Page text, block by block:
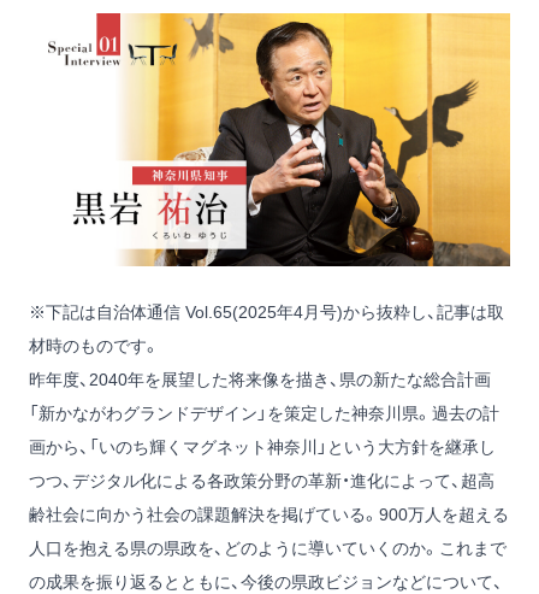
※下記は自治体通信 Vol.65(2025年4月号)から抜粋し、記事は取
材時のものです。
昨年度、2040年を展望した将来像を描き、県の新たな総合計画
「新かながわグランドデザイン」を策定した神奈川県。過去の計
画から、「いのち輝くマグネット神奈川」という大方針を継承し
つつ、デジタル化による各政策分野の革新・進化によって、超高
齢社会に向かう社会の課題解決を掲げている。900万人を超える
人口を抱える県の県政を、どのように導いていくのか。これまで
の成果を振り返るとともに、今後の県政ビジョンなどについて、